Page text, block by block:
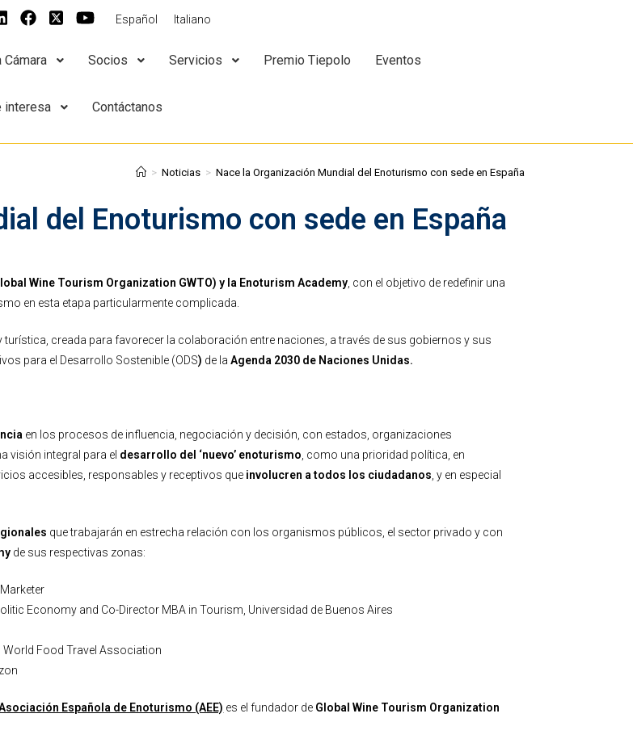
Español Italiano
Cámara Socios Servicios Premio Tiepolo Eventos
interesa Contáctanos
del Enoturismo con sede en España
> Noticias > Nace la Organización Mundial del Enoturismo con sede en España
Wine Tourism Organization GWTO) y la Enoturism Academy, con el objetivo de redefinir una
en esta etapa particularmente complicada.
creada para favorecer la colaboración entre naciones, a través de sus gobiernos y sus
para el Desarrollo Sostenible (ODS) de laAgenda 2030 de Naciones Unidas.
en los procesos de influencia, negociación y decisión, con estados, organizaciones
visión integral para el desarrollo del ‘nuevo’ enoturismo, como una prioridad política, en
accesibles, responsables y receptivos que involucren a todos los ciudadanos, y en especial
que trabajarán en estrecha relación con los organismos públicos, el sector privado y con
de sus respectivas zonas:
Economy and Co-Director MBA in Tourism, Universidad de Buenos Aires
World Food Travel Association
Española de Enoturismo (AEE) es el fundador de Global Wine Tourism Organization